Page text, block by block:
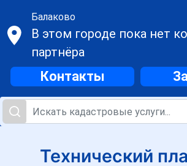
Балаково
В этом городе пока нет
партнёра
Контакты
Технический